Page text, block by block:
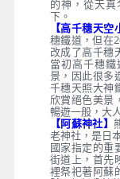
的神，從天
下。
【高千穗天空
穗鐵道，但在
改成了高千穗
當初高千穗
景，因此很多
千穗天照大神
欣賞絕色美景
暢遊一般，大
【阿蘇神社】
老神社，是日
國家指定的重
街道上，首先
裡祭祀著阿蘇